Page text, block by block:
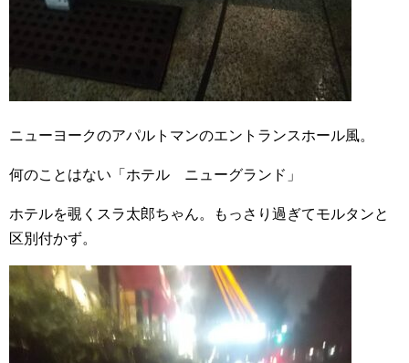
ニューヨークのアパルトマンのエントランスホール風。
何のことはない「ホテル ニューグランド」
ホテルを覗くスラ太郎ちゃん。もっさり過ぎてモルタンと
区別付かず。